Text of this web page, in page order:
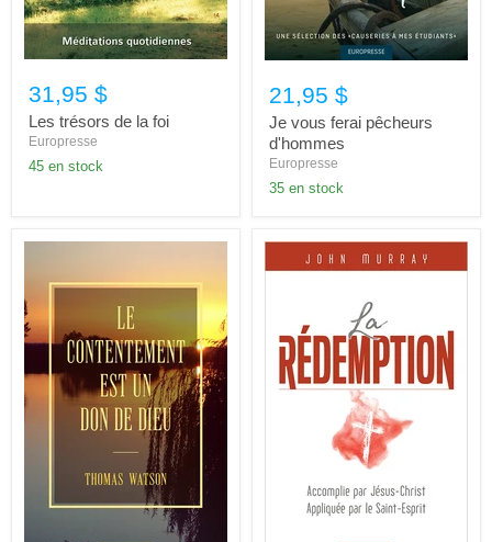
31,95 $
Les trésors de la foi
Europresse
45 en stock
21,95 $
Je vous ferai pêcheurs
d'hommes
Europresse
35 en stock